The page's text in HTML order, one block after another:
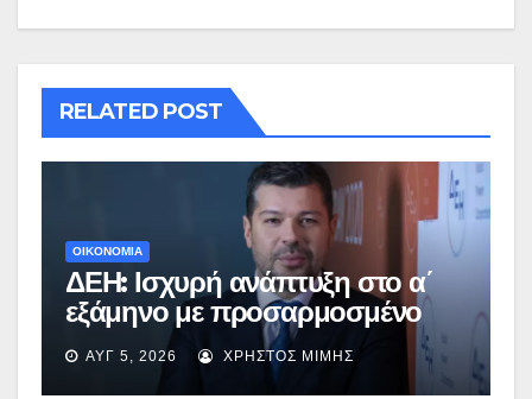
RELATED POST
ΟΙΚΟΝΟΜΙΑ
ΔΕΗ: Ισχυρή ανάπτυξη στο α΄
εξάμηνο με προσαρμοσμένο
EBITDA στα €1,2 δισ.
ΑΥΓ 5, 2026 ΧΡΉΣΤΟΣ ΜΊΜΗΣ